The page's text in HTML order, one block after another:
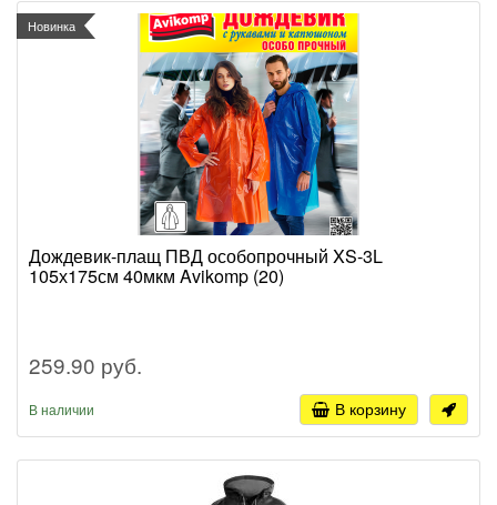
Новинка
Дождевик-плащ ПВД особопрочный XS-3L
105х175см 40мкм Avikomp (20)
259.90 руб.
В наличии В корзину